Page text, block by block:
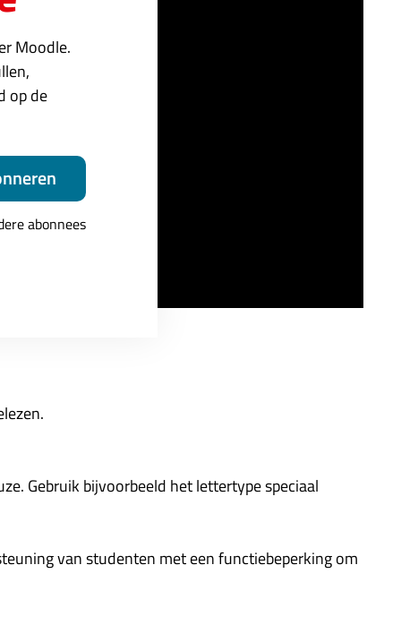
Gebruik bijvoorbeeld het lettertype speciaal
van studenten met een functiebeperking om
Moodle.
op de
abonnees